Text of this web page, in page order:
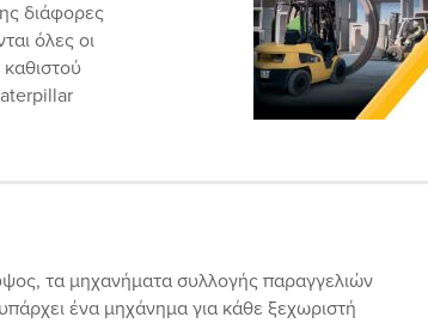
διάφορες
όλες οι
τα μηχανήματα συλλογής παραγγελιών
ένα μηχάνημα για κάθε ξεχωριστή